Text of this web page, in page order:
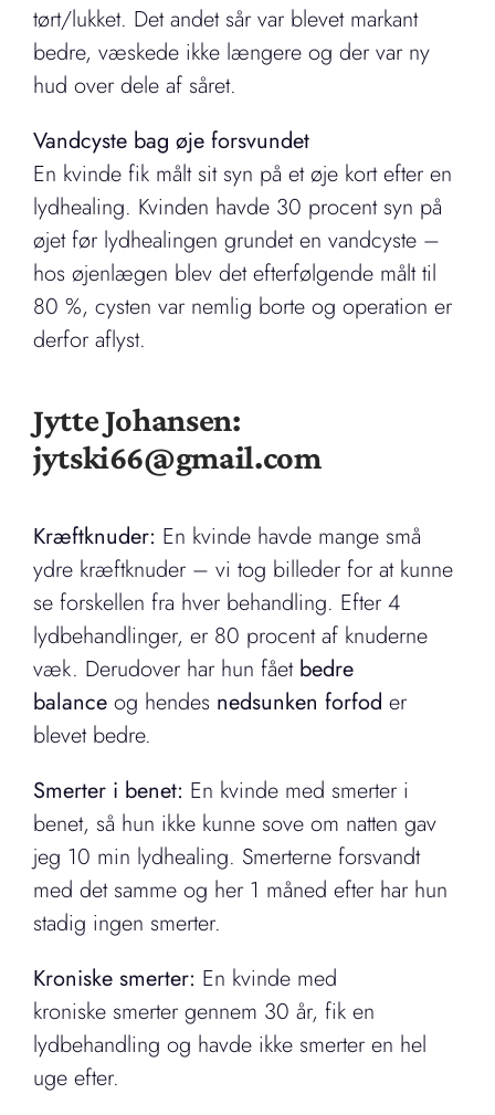
tørt/lukket. Det andet sår var blevet markant
bedre, væskede ikke længere og der var ny
hud over dele af såret.
Vandcyste bag øje forsvundet
En kvinde fik målt sit syn på et øje kort efter en
lydhealing. Kvinden havde 30 procent syn på
øjet før lydhealingen grundet en vandcyste –
hos øjenlægen blev det efterfølgende målt til
80 %, cysten var nemlig borte og operation er
derfor aflyst.
Jytte Johansen:
jytski66@gmail.com
Kræftknuder: En kvinde havde mange små
ydre kræftknuder – vi tog billeder for at kunne
se forskellen fra hver behandling. Efter 4
lydbehandlinger, er 80 procent af knuderne
væk. Derudover har hun fået bedre
balance og hendes nedsunken forfod er
blevet bedre.
Smerter i benet: En kvinde med smerter i
benet, så hun ikke kunne sove om natten gav
jeg 10 min lydhealing. Smerterne forsvandt
med det samme og her 1 måned efter har hun
stadig ingen smerter.
Kroniske smerter: En kvinde med
kroniske smerter gennem 30 år, fik en
lydbehandling og havde ikke smerter en hel
uge efter.